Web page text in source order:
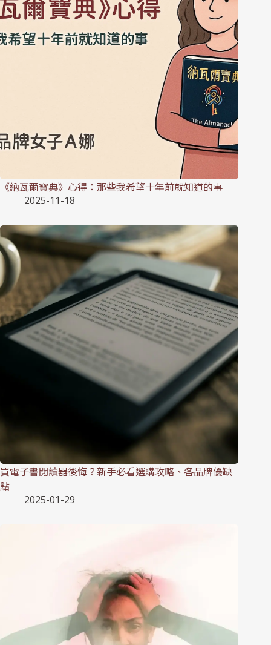
《納瓦爾寶典》心得：那些我希望十年前就知道的事
2025-11-18
買電子書閱讀器後悔？新手必看選購攻略、各品牌優缺
點
2025-01-29